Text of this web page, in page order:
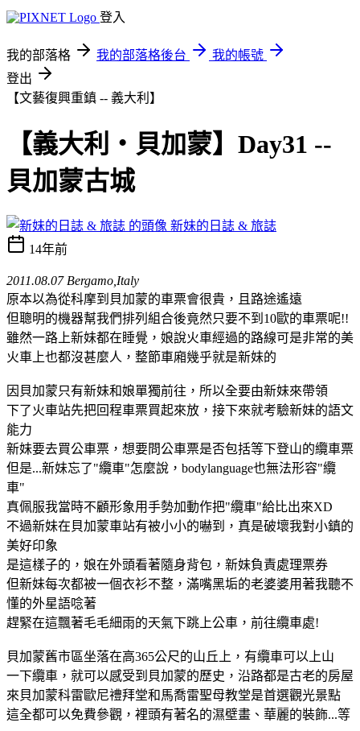
登入
我的部落格 我的部落格後台
我的帳號
登出
【文藝復興重鎮 -- 義大利】
【義大利‧貝加蒙】Day31 --
貝加蒙古城
新妹的日誌 & 旅誌
14年前
2011.08.07 Bergamo,Italy
原本以為從科摩到貝加蒙的車票會很貴，且路途遙遠
但聰明的機器幫我們排列組合後竟然只要不到10歐的車票呢!!
雖然一路上新妹都在睡覺，娘說火車經過的路線可是非常的美
火車上也都沒甚麼人，整節車廂幾乎就是新妹的
因貝加蒙只有新妹和娘單獨前往，所以全要由新妹來帶領
下了火車站先把回程車票買起來放，接下來就考驗新妹的語文
能力
新妹要去買公車票，想要問公車票是否包括等下登山的纜車票
但是...新妹忘了"纜車"怎麼說，bodylanguage也無法形容"纜
車"
真佩服我當時不顧形象用手勢加動作把"纜車"給比出來XD
不過新妹在貝加蒙車站有被小小的嚇到，真是破壞我對小鎮的
美好印象
是這樣子的，娘在外頭看著隨身背包，新妹負責處理票券
但新妹每次都被一個衣衫不整，滿嘴黑垢的老婆婆用著我聽不
懂的外星語唸著
趕緊在這飄著毛毛細雨的天氣下跳上公車，前往纜車處!
貝加蒙舊市區坐落在高365公尺的山丘上，有纜車可以上山
一下纜車，就可以感受到貝加蒙的歷史，沿路都是古老的房屋
來貝加蒙科雷歐尼禮拜堂和馬喬雷聖母教堂是首選觀光景點
這全都可以免費參觀，裡頭有著名的濕壁畫、華麗的裝飾...等